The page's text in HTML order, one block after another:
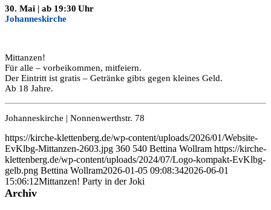
30. Mai | ab 19:30 Uhr
Johanneskirche
Mittanzen!
Für alle – vorbeikommen, mitfeiern.
Der Eintritt ist gratis – Getränke gibts gegen kleines Geld.
Ab 18 Jahre.
Johanneskirche | Nonnenwerthstr. 78
https://kirche-klettenberg.de/wp-content/uploads/2026/01/Website-
EvKlbg-Mittanzen-2603.jpg 360 540 Bettina Wollram https://kirche-
klettenberg.de/wp-content/uploads/2024/07/Logo-kompakt-EvKlbg-
gelb.png Bettina Wollram2026-01-05 09:08:342026-06-01
15:06:12Mittanzen! Party in der Joki
Archiv